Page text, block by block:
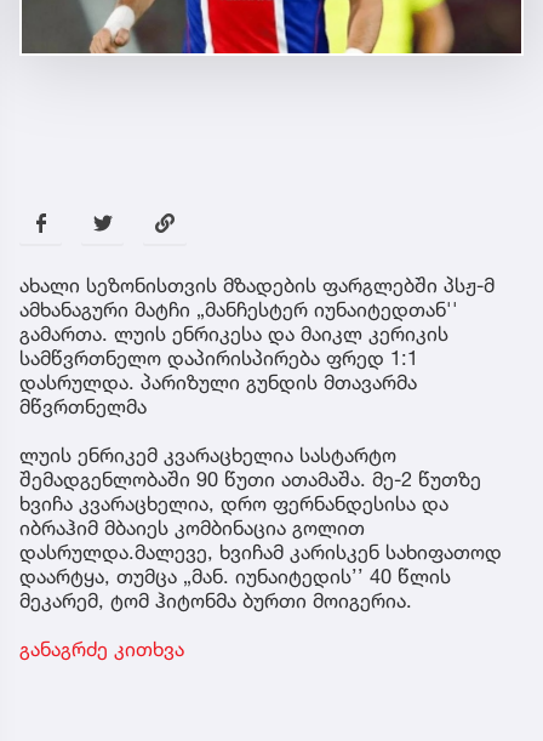
ახალი სეზონისთვის მზადების ფარგლებში პსჟ-მ
ამხანაგური მატჩი „მანჩესტერ იუნაიტედთან''
გამართა. ლუის ენრიკესა და მაიკლ კერიკის
სამწვრთნელო დაპირისპირება ფრედ 1:1
დასრულდა. პარიზული გუნდის მთავარმა
მწვრთნელმა
ლუის ენრიკემ კვარაცხელია სასტარტო
შემადგენლობაში 90 წუთი ათამაშა. მე-2 წუთზე
ხვიჩა კვარაცხელია, დრო ფერნანდესისა და
იბრაჰიმ მბაიეს კომბინაცია გოლით
დასრულდა.მალევე, ხვიჩამ კარისკენ სახიფათოდ
დაარტყა, თუმცა „მან. იუნაიტედის’’ 40 წლის
მეკარემ, ტომ ჰიტონმა ბურთი მოიგერია.
განაგრძე კითხვა